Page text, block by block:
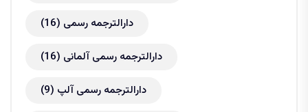
دارالترجمه رسمی (16)
دارالترجمه رسمی آلمانی (16)
دارالترجمه رسمی آلپ (9)